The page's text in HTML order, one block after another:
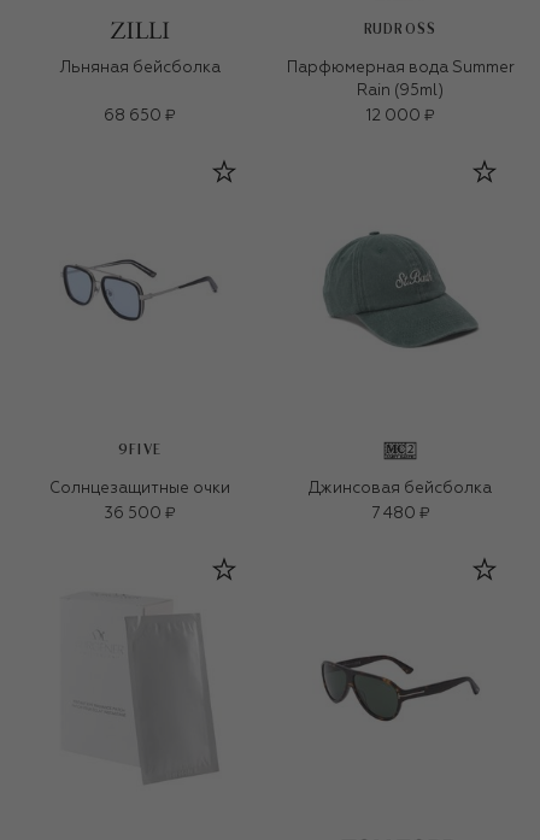
Льняная бейсболка
68 650 ₽
RUDROSS
Парфюмерная вода Summer
Rain (95ml)
12 000 ₽
9FIVE
Солнцезащитные очки
36 500 ₽
Джинсовая бейсболка
7 480 ₽